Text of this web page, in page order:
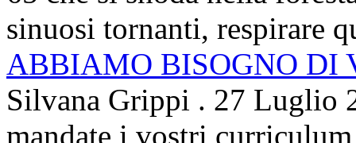
sinuosi tornanti, respirare
ABBIAMO BISOGNO DI
Silvana Grippi . 27 Luglio
mandate i vostri